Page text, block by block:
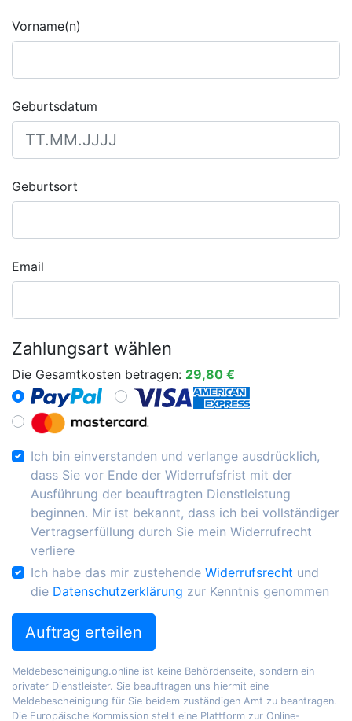
Vorname(n)
Geburtsdatum
Geburtsort
Email
Zahlungsart wählen
Die Gesamtkosten betragen: 29,80 €
Ich bin einverstanden und verlange ausdrücklich,
dass Sie vor Ende der Widerrufsfrist mit der
Ausführung der beauftragten Dienstleistung
beginnen. Mir ist bekannt, dass ich bei vollständiger
Vertragserfüllung durch Sie mein Widerrufrecht
verliere
Ich habe das mir zustehende Widerrufsrecht und
die Datenschutzerklärung zur Kenntnis genommen
Auftrag erteilen
Meldebescheinigung.online ist keine Behördenseite, sondern ein
privater Dienstleister. Sie beauftragen uns hiermit eine
Meldebescheinigung für Sie beidem zuständigen Amt zu beantragen.
Die Europäische Kommission stellt eine Plattform zur Online-